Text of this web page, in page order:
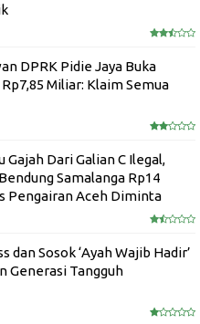
DPRK Pidie Jaya Buka
Miliar: Klaim Semua
Gajah Dari Galian C Ilegal,
Samalanga Rp14
Pengairan Aceh Diminta
dan Sosok ‘Ayah Wajib Hadir’
Generasi Tangguh